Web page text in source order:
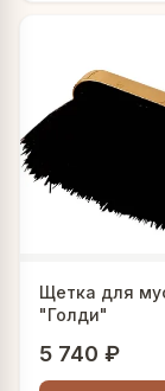
Щетка для
"Голди"
5 740 ₽